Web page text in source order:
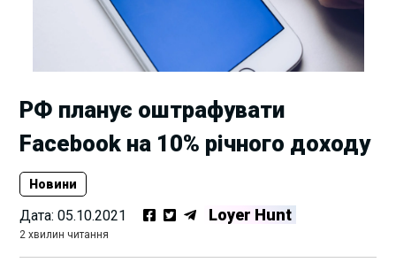
РФ планує оштрафувати
Facebook на 10% річного доходу
Новини
Дата:05.10.2021 Loyer Hunt
2 хвилин читання